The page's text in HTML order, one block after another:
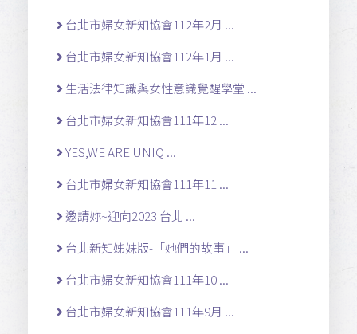
台北市婦女新知協會112年2月 ...
台北市婦女新知協會112年1月 ...
生活法律知識與女性意識覺醒學堂 ...
台北市婦女新知協會111年12 ...
YES,WE ARE UNIQ ...
台北市婦女新知協會111年11 ...
邀請妳~迎向2023 台北 ...
台北新知姊妹版-「她們的故事」 ...
台北市婦女新知協會111年10 ...
台北市婦女新知協會111年9月 ...